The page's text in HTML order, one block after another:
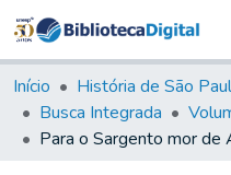
&
Início História de São
Busca Integrada